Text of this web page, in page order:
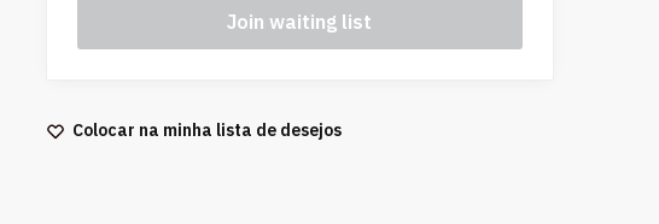
Colocar na minha lista de desejos